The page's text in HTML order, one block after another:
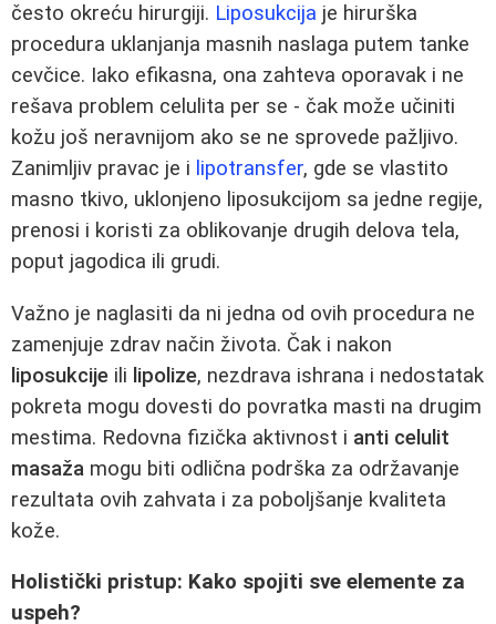
često okreću hirurgiji. Liposukcija je hirurška
procedura uklanjanja masnih naslaga putem tanke
cevčice. Iako efikasna, ona zahteva oporavak i ne
rešava problem celulita per se - čak može učiniti
kožu još neravnijom ako se ne sprovede pažljivo.
Zanimljiv pravac je i lipotransfer, gde se vlastito
masno tkivo, uklonjeno liposukcijom sa jedne regije,
prenosi i koristi za oblikovanje drugih delova tela,
poput jagodica ili grudi.
Važno je naglasiti da ni jedna od ovih procedura ne
zamenjuje zdrav način života. Čak i nakon
liposukcije ili lipolize, nezdrava ishrana i nedostatak
pokreta mogu dovesti do povratka masti na drugim
mestima. Redovna fizička aktivnost i anti celulit
masaža mogu biti odlična podrška za održavanje
rezultata ovih zahvata i za poboljšanje kvaliteta
kože.
Holistički pristup: Kako spojiti sve elemente za
uspeh?